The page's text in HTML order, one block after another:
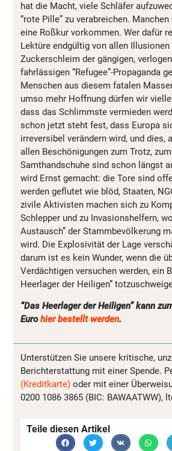
hat die Macht, viele Schläfer
“rote Pille” zu verabreichen.
eine Roßkur vorkommen. Wer dafür
Lektüre endgültig von allen Illusionen
Zuckerschleim der gängigen,
fahrlässigen “Refugee”-Propaganda
Menschen aus diesem fatalen
umso mehr Hoffnung dürfen wir
dass das Schlimmste vermieden
schon jetzt steht fest, dass Europa
irreversibel verändern wird, und dies,
allen Beschönigungen zum Trotz,
Samthandschuhe sind schon längst
wird Ernst gemacht: die Tore sind
werden geflutet wie blöd, Staaten,
zivile Aktivisten machen sich zu
Schlepper und zu Invasionshelfern,
Austausch” der Stammbevölkerung
wird. Die Explosivität der Lage
darum ist es kein Wunder, wenn die
Verdächtigen versuchen werden, ein
Heerlager der Heiligen”
“Das Heerlager der Heiligen” kann
Eurohier bestellt werden.
Unterstützen Sie unsere kritische,
Berichterstattung mit einer Spende.
(Kreditkarte) oder mit einer
0200 1086 3865 (BIC: BAWAATWW),
Teile diesen Artikel